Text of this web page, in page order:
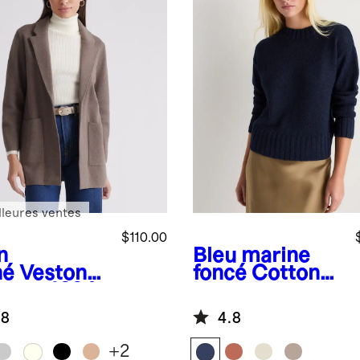
Veston
$110.00
ventes
+2
Bleu marine
foncé Cotton
Crew Sweater
4.8